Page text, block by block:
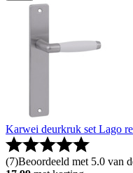
Karwei deurkruk set Lago
(7)Beoordeeld met 5.0 van